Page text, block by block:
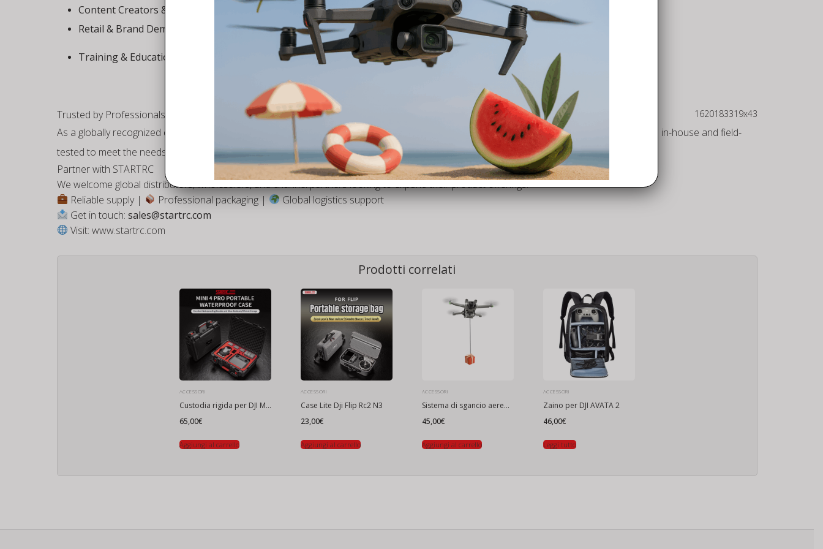
Content Creators & Influencers
– Add dynamic aerial elements to social media campaigns and video shoots
Retail & Brand Demos
– Showcase innovative drone usage in exhibitions or store activations
Training & Education Use – Simulate delivery scenarios for training, demos, or STEM education projects
Trusted by Professionals Worldwide
As a globally recognized drone accessory brand,
STARTRC
delivers practical innovation and dependable quality. All products are developed in-house and field-
tested to meet the needs of professional users across 180+ countries.
Partner with STARTRC
We welcome global distributors, wholesalers, and channel partners looking to expand their product offerings.
Reliable supply |
Professional packaging |
Global logistics support
Get in touch: sales@startrc.com
Visit: www.startrc.com
Prodotti correlati
ACCESSORI
Custodia rigida per DJI Mini 3/Mini 3 Pro/Mini 4 Pro Fly More Combo (schiuma rossa)
65,00€
Aggiungi al carrello
ACCESSORI
Case Lite Dji Flip Rc2 N3
23,00€
Aggiungi al carrello
ACCESSORI
Sistema di sgancio aereo per DJI Mini 3/Mini 3 Pro/Mini 4K/Mini 2/Mini 2 SE
45,00€
Aggiungi al carrello
ACCESSORI
Zaino per DJI AVATA 2
46,00€
Leggi tutto